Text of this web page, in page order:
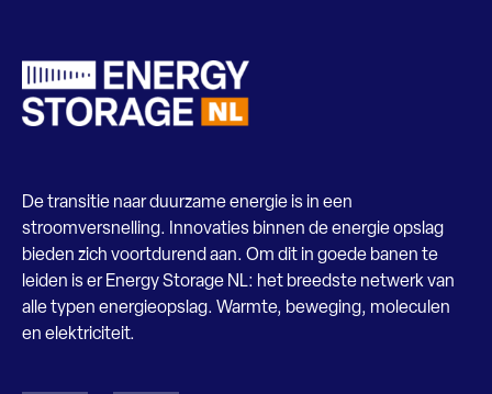
De transitie naar duurzame energie is in een
stroomversnelling. Innovaties binnen de energie opslag
bieden zich voortdurend aan. Om dit in goede banen te
leiden is er Energy Storage NL: het breedste netwerk van
alle typen energieopslag. Warmte, beweging, moleculen
en elektriciteit.